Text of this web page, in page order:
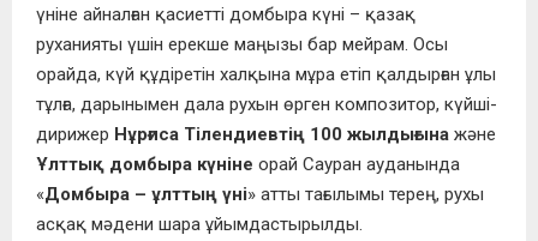
үніне айналған қасиетті домбыра күні – қазақ
руханияты үшін ерекше маңызы бар мейрам. Осы
орайда, күй құдіретін халқына мұра етіп қалдырған ұлы
тұлға, дарынымен дала рухын өрген композитор, күйші-
дирижер Нұрғиса Тілендиевтің 100 жылдығына және
Ұлттық домбыра күніне орай Сауран ауданында
«Домбыра – ұлттың үні» атты тағылымы терең, рухы
асқақ мәдени шара ұйымдастырылды.